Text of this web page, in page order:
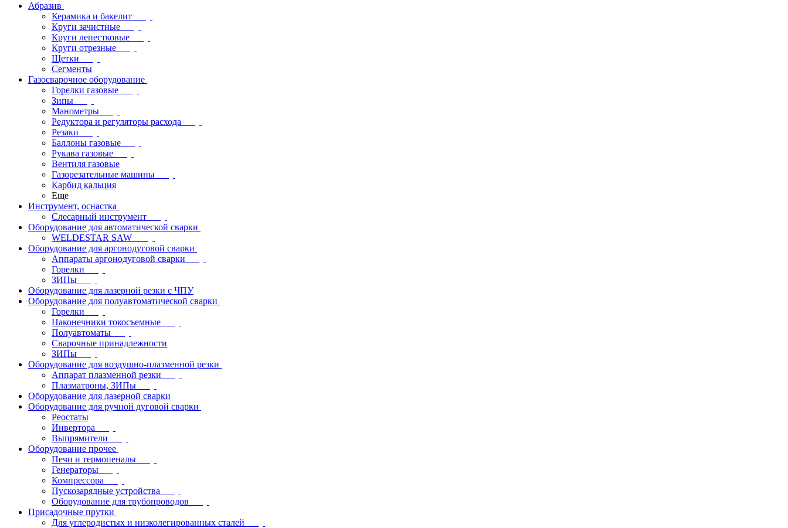
Абразив
Керамика и бакелит
Круги зачистные
Круги лепестковые
Круги отрезные
Щетки
Сегменты
Газосварочное оборудование
Горелки газовые
Зипы
Манометры
Редуктора и регуляторы расхода
Резаки
Баллоны газовые
Рукава газовые
Вентиля газовые
Газорезательные машины
Карбид кальция
Еще
Инструмент, оснастка
Слесарный инструмент
Оборудование для автоматической сварки
WELDESTAR SAW
Оборудование для аргонодуговой сварки
Аппараты аргонодуговой сварки
Горелки
ЗИПы
Оборудование для лазерной резки с ЧПУ
Оборудование для полуавтоматической сварки
Горелки
Наконечники токосъемные
Полуавтоматы
Сварочные принадлежности
ЗИПы
Оборудование для воздушно-плазменной резки
Аппарат плазменной резки
Плазматроны, ЗИПы
Оборудование для лазерной сварки
Оборудование для ручной дуговой сварки
Реостаты
Инвертора
Выпрямители
Оборудование прочее
Печи и термопеналы
Генераторы
Компрессора
Пускозарядные устройства
Оборудование для трубопроводов
Присадочные прутки
Для углеродистых и низколегированных сталей